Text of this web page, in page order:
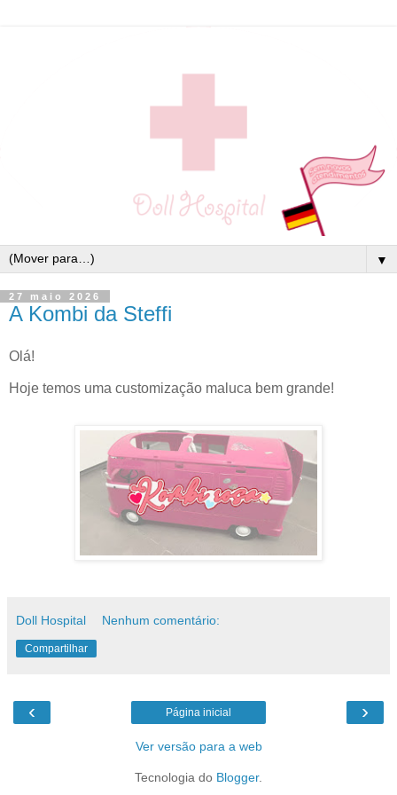
▼
27 maio 2026
A Kombi da Steffi
Olá!
Hoje temos uma customização maluca bem grande!
Doll Hospital Nenhum comentário:
Compartilhar
‹ ›
Página inicial
Ver versão para a web
Tecnologia do Blogger.